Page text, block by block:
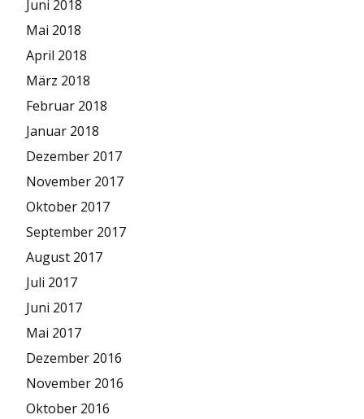
Juni 2018
Mai 2018
April 2018
März 2018
Februar 2018
Januar 2018
Dezember 2017
November 2017
Oktober 2017
September 2017
August 2017
Juli 2017
Juni 2017
Mai 2017
Dezember 2016
November 2016
Oktober 2016